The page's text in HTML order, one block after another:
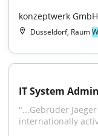
konzeptwerk GmbH
Düsseldorf, Raum
IT System
"...Gebrüder
internationally